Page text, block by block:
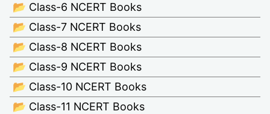
📂 Class-6 NCERT Books
📂 Class-7 NCERT Books
📂 Class-8 NCERT Books
📂 Class-9 NCERT Books
📂 Class-10 NCERT Books
📂 Class-11 NCERT Books